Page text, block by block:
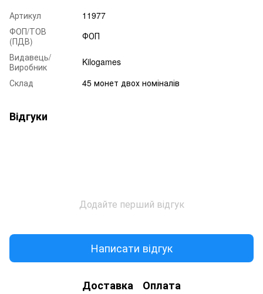
Артикул
11977
ФОП/ТОВ
(ПДВ)
ФОП
Видавець/
Виробник
Kilogames
Склад
45 монет двох номіналів
Відгуки
Додайте перший відгук
Написати відгук
Доставка Оплата